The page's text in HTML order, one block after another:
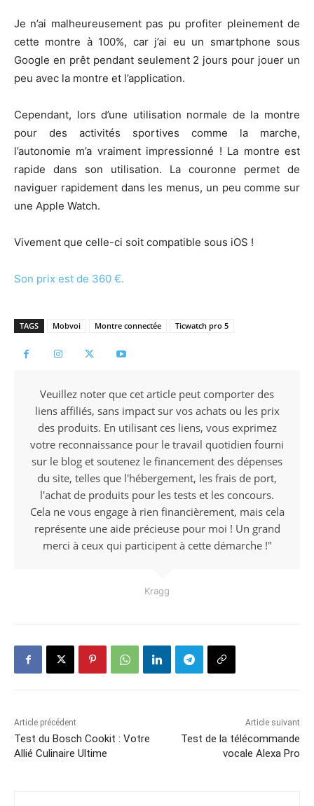
Je n’ai malheureusement pas pu profiter pleinement de
cette montre à 100%, car j’ai eu un smartphone sous
Google en prêt pendant seulement 2 jours pour jouer un
peu avec la montre et l’application.
Cependant, lors d’une utilisation normale de la montre
pour des activités sportives comme la marche,
l’autonomie m’a vraiment impressionné ! La montre est
rapide dans son utilisation. La couronne permet de
naviguer rapidement dans les menus, un peu comme sur
une Apple Watch.
Vivement que celle-ci soit compatible sous iOS !
Son prix est de 360 €.
TAGS Mobvoi Montre connectée Ticwatch pro 5
Veuillez noter que cet article peut comporter des
liens affiliés, sans impact sur vos achats ou les prix
des produits. En utilisant ces liens, vous exprimez
votre reconnaissance pour le travail quotidien fourni
sur le blog et soutenez le financement des dépenses
du site, telles que l'hébergement, les frais de port,
l'achat de produits pour les tests et les concours.
Cela ne vous engage à rien financièrement, mais cela
représente une aide précieuse pour moi ! Un grand
merci à ceux qui participent à cette démarche !"
Kragg
Article précédent
Test du Bosch Cookit : Votre
Allié Culinaire Ultime
Article suivant
Test de la télécommande
vocale Alexa Pro